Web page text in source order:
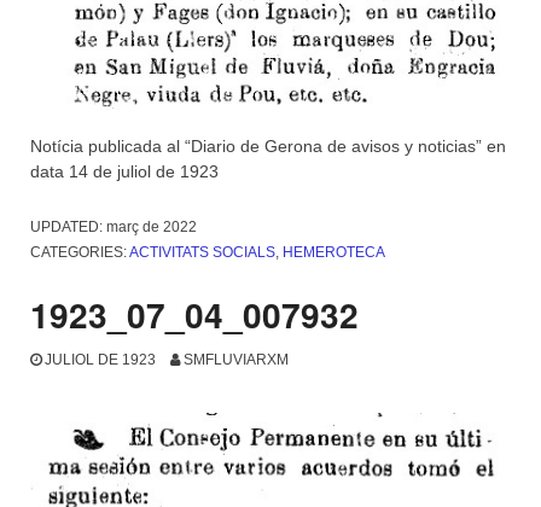
Notícia publicada al “Diario de Gerona de avisos y noticias” en
data 14 de juliol de 1923
UPDATED: març de 2022
CATEGORIES:ACTIVITATS SOCIALS, HEMEROTECA
1923_07_04_007932
JULIOL DE 1923 SMFLUVIARXM